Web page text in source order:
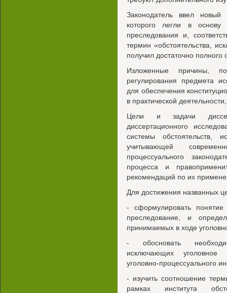
Законодатель ввел новый
которого легли в основу
преследования и,
термин «обстоятельства,
получил достаточно полного
Изложенные причины,
регулирования предмета
для обеспечения
в практической
Цели и задачи
диссертационного
системы обстоятельств,
учитывающей
процессуального
процесса и
рекомендаций по их
Для достижения названных
- сформулировать понятие
преследование, и
принимаемых в ходе
- обосновать
исключающих уголовное
уголовно-процессуального
- изучить соотношение
рамках института